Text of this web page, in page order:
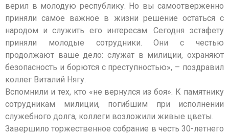
верил в молодую республику. Но вы самоотверженно
приняли самое важное в жизни решение остаться с
народом и служить его интересам. Сегодня эстафету
приняли молодые сотрудники. Они с честью
продолжают ваше дело: служат в милиции, охраняют
безопасность и борются с преступностью», – поздравил
коллег Виталий Нягу.
Вспомнили и тех, кто «не вернулся из боя». К памятнику
сотрудникам милиции, погибшим при исполнении
служебного долга, коллеги возложили живые цветы.
Завершило торжественное собрание в честь 30-летнего